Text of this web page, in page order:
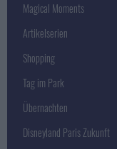
Magical Moments
Artikelserien
Shopping
Tag im Park
Übernachten
Disneyland Paris Zukunft